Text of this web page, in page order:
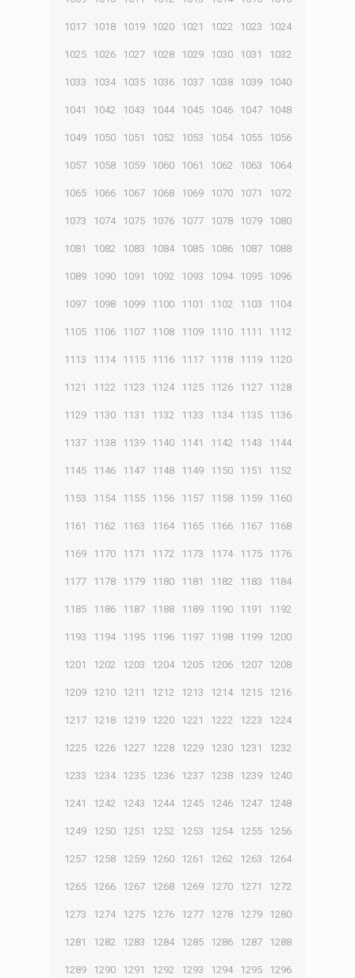
1017 1018 1019 1020 1021 1022 1023 1024
1025 1026 1027 1028 1029 1030 1031 1032
1033 1034 1035 1036 1037 1038 1039 1040
1041 1042 1043 1044 1045 1046 1047 1048
1049 1050 1051 1052 1053 1054 1055 1056
1057 1058 1059 1060 1061 1062 1063 1064
1065 1066 1067 1068 1069 1070 1071 1072
1073 1074 1075 1076 1077 1078 1079 1080
1081 1082 1083 1084 1085 1086 1087 1088
1089 1090 1091 1092 1093 1094 1095 1096
1097 1098 1099 1100 1101 1102 1103 1104
1105 1106 1107 1108 1109 1110 1111 1112
1113 1114 1115 1116 1117 1118 1119 1120
1121 1122 1123 1124 1125 1126 1127 1128
1129 1130 1131 1132 1133 1134 1135 1136
1137 1138 1139 1140 1141 1142 1143 1144
1145 1146 1147 1148 1149 1150 1151 1152
1153 1154 1155 1156 1157 1158 1159 1160
1161 1162 1163 1164 1165 1166 1167 1168
1169 1170 1171 1172 1173 1174 1175 1176
1177 1178 1179 1180 1181 1182 1183 1184
1185 1186 1187 1188 1189 1190 1191 1192
1193 1194 1195 1196 1197 1198 1199 1200
1201 1202 1203 1204 1205 1206 1207 1208
1209 1210 1211 1212 1213 1214 1215 1216
1217 1218 1219 1220 1221 1222 1223 1224
1225 1226 1227 1228 1229 1230 1231 1232
1233 1234 1235 1236 1237 1238 1239 1240
1241 1242 1243 1244 1245 1246 1247 1248
1249 1250 1251 1252 1253 1254 1255 1256
1257 1258 1259 1260 1261 1262 1263 1264
1265 1266 1267 1268 1269 1270 1271 1272
1273 1274 1275 1276 1277 1278 1279 1280
1281 1282 1283 1284 1285 1286 1287 1288
1289 1290 1291 1292 1293 1294 1295 1296